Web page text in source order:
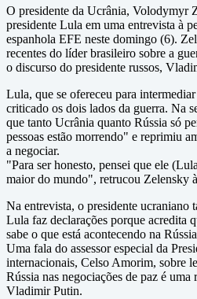
O presidente da Ucrânia, Volodymyr
presidente Lula em uma entrevista à
espanhola EFE neste domingo (6).
recentes do líder brasileiro sobre a
o discurso do presidente russos,
Lula, que se ofereceu para
criticado os dois lados da guerra. Na
que tanto Ucrânia quanto Rússia só
pessoas estão morrendo" e reprimiu
a negociar.
"Para ser honesto, pensei que ele
maior do mundo", retrucou Zelensky
Na entrevista, o presidente ucraniano
Lula faz declarações porque acredita
sabe o que está acontecendo na
Uma fala do assessor especial da
internacionais, Celso Amorim, sobre
Rússia nas negociações de paz é uma
Vladimir Putin.